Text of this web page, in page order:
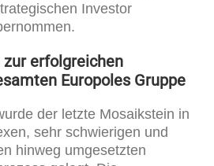
Investor
erfolgreichen
Europoles Gruppe
der letzte Mosaikstein in
sehr schwierigen und
hinweg umgesetzten